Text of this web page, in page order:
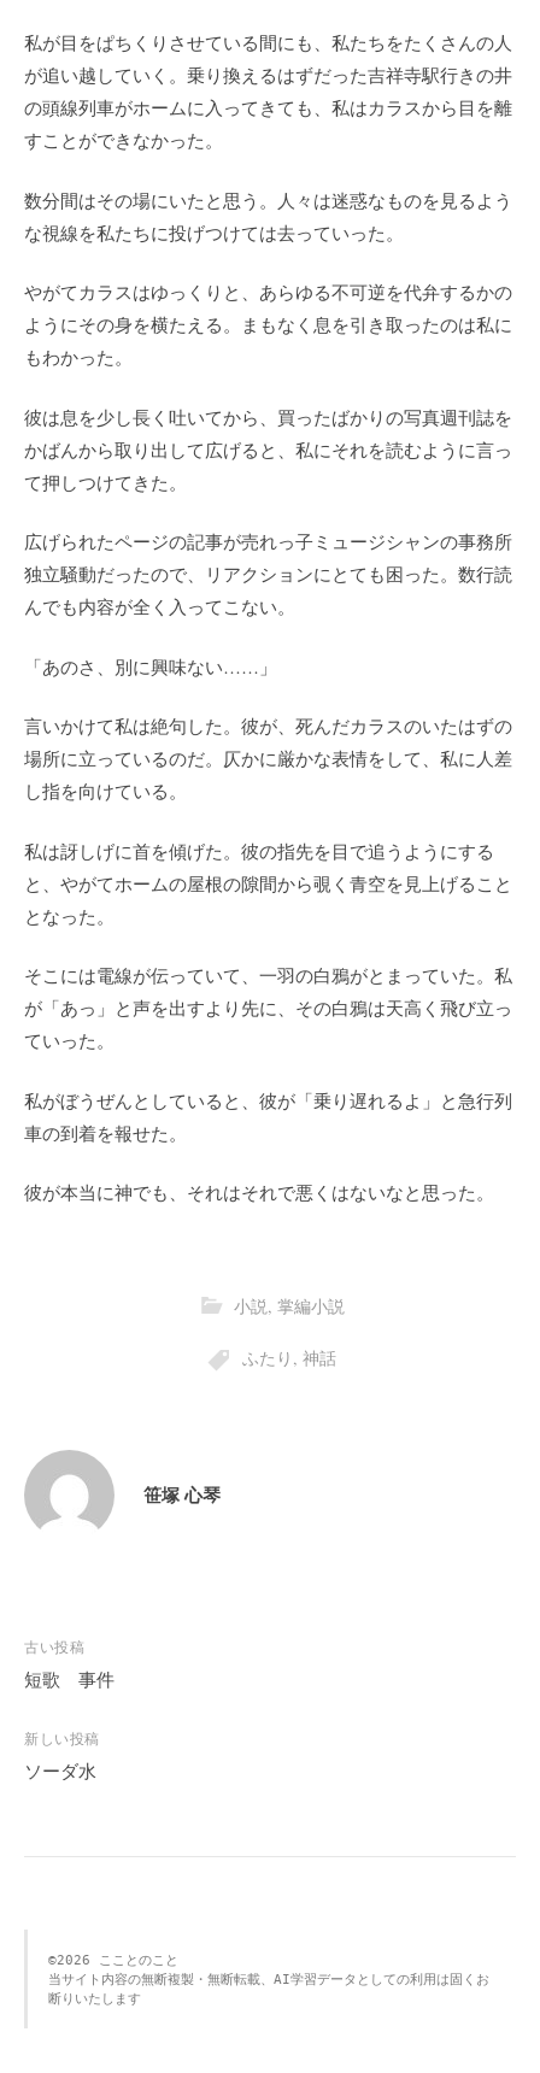
私が目をぱちくりさせている間にも、私たちをたくさんの人
が追い越していく。乗り換えるはずだった吉祥寺駅行きの井
の頭線列車がホームに入ってきても、私はカラスから目を離
すことができなかった。
数分間はその場にいたと思う。人々は迷惑なものを見るよう
な視線を私たちに投げつけては去っていった。
やがてカラスはゆっくりと、あらゆる不可逆を代弁するかの
ようにその身を横たえる。まもなく息を引き取ったのは私に
もわかった。
彼は息を少し長く吐いてから、買ったばかりの写真週刊誌を
かばんから取り出して広げると、私にそれを読むように言っ
て押しつけてきた。
広げられたページの記事が売れっ子ミュージシャンの事務所
独立騒動だったので、リアクションにとても困った。数行読
んでも内容が全く入ってこない。
「あのさ、別に興味ない……」
言いかけて私は絶句した。彼が、死んだカラスのいたはずの
場所に立っているのだ。仄かに厳かな表情をして、私に人差
し指を向けている。
私は訝しげに首を傾げた。彼の指先を目で追うようにする
と、やがてホームの屋根の隙間から覗く青空を見上げること
となった。
そこには電線が伝っていて、一羽の白鴉がとまっていた。私
が「あっ」と声を出すより先に、その白鴉は天高く飛び立っ
ていった。
私がぼうぜんとしていると、彼が「乗り遅れるよ」と急行列
車の到着を報せた。
彼が本当に神でも、それはそれで悪くはないなと思った。
小説, 掌編小説
ふたり , 神話
笹塚 心琴
投
稿
ビ
ゲ
古い投稿
短歌 事件
新しい投稿
ソーダ水
©️2026 こことのこと
当サイト内容の無断複製・無断転載、AI学習データとしての利用は固くお
断りいたします